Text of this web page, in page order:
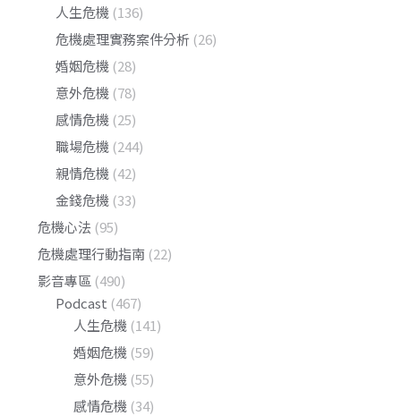
人生危機 (136)
危機處理實務案件分析 (26)
婚姻危機 (28)
意外危機 (78)
感情危機 (25)
職場危機 (244)
親情危機 (42)
金錢危機 (33)
危機心法 (95)
危機處理行動指南 (22)
影音專區 (490)
Podcast (467)
人生危機 (141)
婚姻危機 (59)
意外危機 (55)
感情危機 (34)